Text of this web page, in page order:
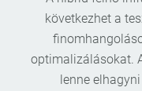
következhet a
optimalizálásokat.
lenne